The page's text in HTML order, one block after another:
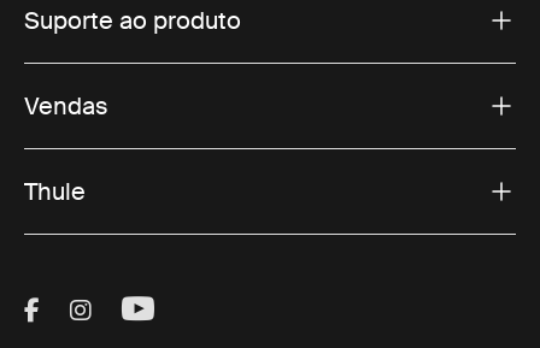
Suporte ao produto
Vendas
Thule
Visit Thule on Facebook (external link)
Visit Thule on Instagram (external link)
Visit Thule on Youtube (external